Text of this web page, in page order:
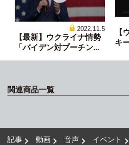
2022.11.5
【最新】ウクライナ情勢
「バイデン対プーチン...
【
キ
関連商品一覧
記事 動画 音声 イベント